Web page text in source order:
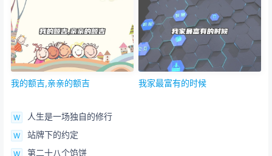
我的额吉,亲亲的额吉 我家最富有的时候
人生是一场独自的修行
站牌下的约定
第二十八个馅饼